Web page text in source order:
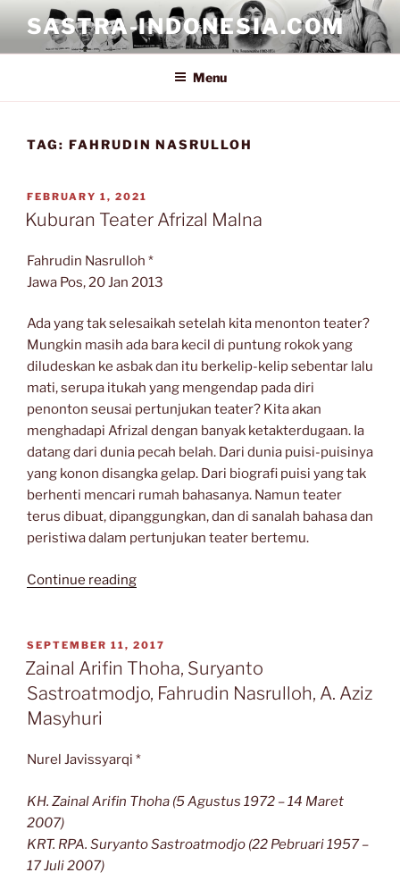
content
SASTRA-INDONESIA.COM
Menu
TAG: FAHRUDIN NASRULLOH
POSTED
ON
FEBRUARY 1, 2021
Kuburan Teater Afrizal Malna
Fahrudin Nasrulloh *
Jawa Pos, 20 Jan 2013
Ada yang tak selesaikah setelah kita menonton teater?
Mungkin masih ada bara kecil di puntung rokok yang
diludeskan ke asbak dan itu berkelip-kelip sebentar lalu
mati, serupa itukah yang mengendap pada diri
penonton seusai pertunjukan teater? Kita akan
menghadapi Afrizal dengan banyak ketakterdugaan. Ia
datang dari dunia pecah belah. Dari dunia puisi-puisinya
yang konon disangka gelap. Dari biografi puisi yang tak
berhenti mencari rumah bahasanya. Namun teater
terus dibuat, dipanggungkan, dan di sanalah bahasa dan
peristiwa dalam pertunjukan teater bertemu.
Continue reading“Kuburan
Malna”
POSTED
ON
SEPTEMBER 11, 2017
Zainal Arifin Thoha, Suryanto
Sastroatmodjo, Fahrudin Nasrulloh, A. Aziz
Masyhuri
Nurel Javissyarqi *
KH. Zainal Arifin Thoha (5 Agustus 1972 – 14 Maret
2007)
KRT. RPA. Suryanto Sastroatmodjo (22 Pebruari 1957 –
17 Juli 2007)